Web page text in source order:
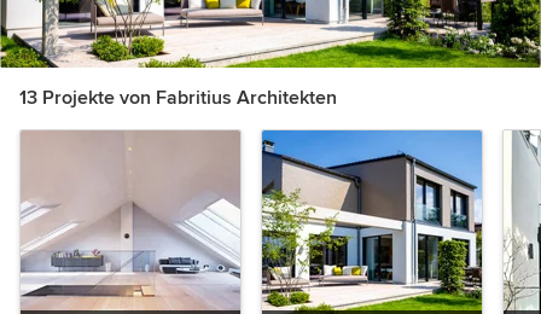
13 Projekte von Fabritius Architekten